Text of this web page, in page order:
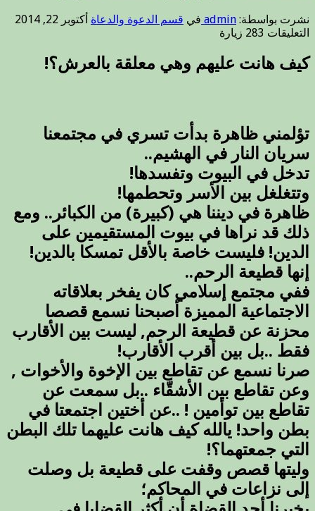
نشرت بواسطة: admin في قسم الدعوة والدعاة أكتوبر 22, 2014
التعليقات على
هانت
عليهم
مغلقة
283 زيارة
كيف هانت عليهم وهي معلقة بالعرش؟!
تؤلمني ظاهرة بدأت تسري في مجتمعنا
سريان النار في الهشيم..
تدخل في البيوت وتفسدها!
وتتغلغل بين الأسر وتحطمها!
ظاهرة في ديننا هي (كبيرة) من الكبائر.. ومع
ذلك قد نراها في بيوت المستقيمين على
الدين! فليست خاصة بالأقل تمسكا بالدين!
إنها قطيعة الرحم..
ففي مجتمع إسلامي كان يفخر بعلاقاته
الاجتماعية المميزة أصبحنا نسمع قصصا
محزنة عن قطيعة الرحم, ليست بين الأقارب
فقط ..بل بين أقرب الأقارب!
صرنا نسمع عن تقاطع بين الإخوة والأخوات ,
وعن تقاطع بين الأشقّاء ..بل سمعت عن
تقاطع بين توأمين ! ..عن أختين اجتمعتا في
بطن واحد! يالله كيف هانت عليهما تلك البطن
التي جمعتهما؟!
وليتها قصص وقفت على قطيعة بل وصلت
إلى نزاعات في المحاكم؛